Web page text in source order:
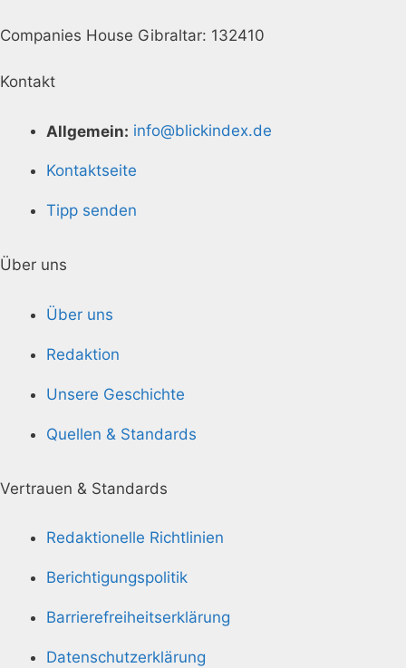
Companies House Gibraltar: 132410
Kontakt
Allgemein: info@blickindex.de
Kontaktseite
Tipp senden
Über uns
Über uns
Redaktion
Unsere Geschichte
Quellen & Standards
Vertrauen & Standards
Redaktionelle Richtlinien
Berichtigungspolitik
Barrierefreiheitserklärung
Datenschutzerklärung